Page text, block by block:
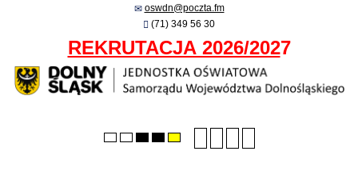
oswdn@poczta.fm
(71) 349 56 30
REKRUTACJA 2026/2027
Default
NightHighHighHigh
fontfont
font